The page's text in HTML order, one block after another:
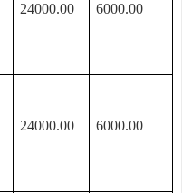
24000.00 6000.00
24000.00 6000.00